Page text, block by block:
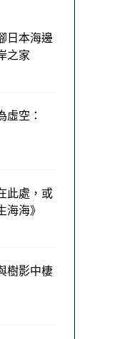
日本海邊
之家
虛空：
此處，或
海》
樹影中棲